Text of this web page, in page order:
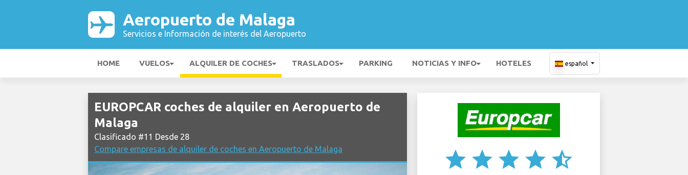
Aeropuerto de Malaga
Servicios e Información de interés del Aeropuerto
HOME VUELOS ALQUILER DE COCHES TRASLADOS PARKING NOTICIAS Y INFO HOTELES español
EUROPCAR coches de alquiler en Aeropuerto de
Malaga
Clasificado #11 Desde 28
Compare empresas de alquiler de coches en Aeropuerto de Malaga
star star star star star_half